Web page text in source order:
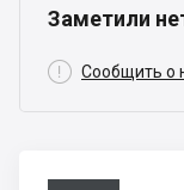
Заметили
 Сообщить о